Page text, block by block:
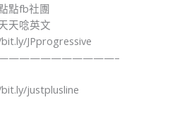
點fb社團
天唸英文
JPprogressive
justplus​line